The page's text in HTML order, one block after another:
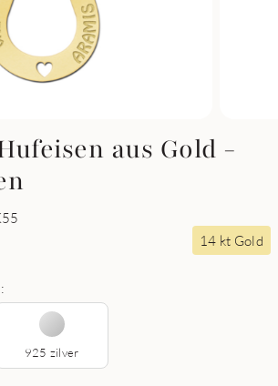
aus Gold -
14 kt Gold
925 zilver